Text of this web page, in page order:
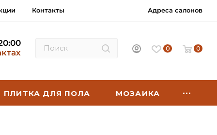
Контакты Адреса салонов
0 0
ПЛИТКА ДЛЯ ПОЛА МОЗАИКА